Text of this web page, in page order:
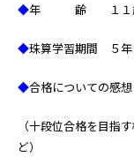
◆年 齢 １１歳
◆珠算学習期間 ５年
◆合格についての感想
（十段位合格を目指
ど）